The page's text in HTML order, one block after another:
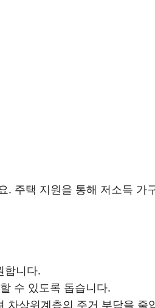
주택 지원을 통해 저소득 가
합니다.
수 있도록 돕습니다.
차상위계층의 주거 부담을 줄